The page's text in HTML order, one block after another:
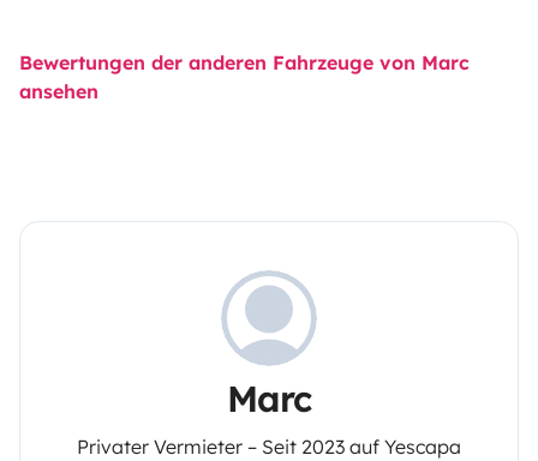
Bewertungen der anderen Fahrzeuge von Marc
ansehen
Marc
Privater Vermieter – Seit 2023 auf Yescapa